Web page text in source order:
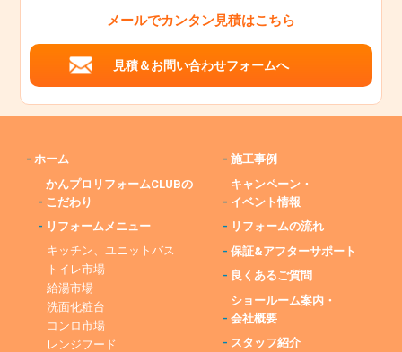
メールでカンタン見積はこちら
見積＆お問い合わせフォームへ
-ホーム
-
かんプロリフォームCLUBの
こだわり
- リフォームメニュー
キッチン、ユニットバス
トイレ市場
給湯市場
洗面化粧台
コンロ市場
レンジフード
-施工事例
-
キャンペーン・
イベント情報
- リフォームの流れ
-保証&アフターサポート
- 良くあるご質問
-
ショールーム案内・
会社概要
- スタッフ紹介